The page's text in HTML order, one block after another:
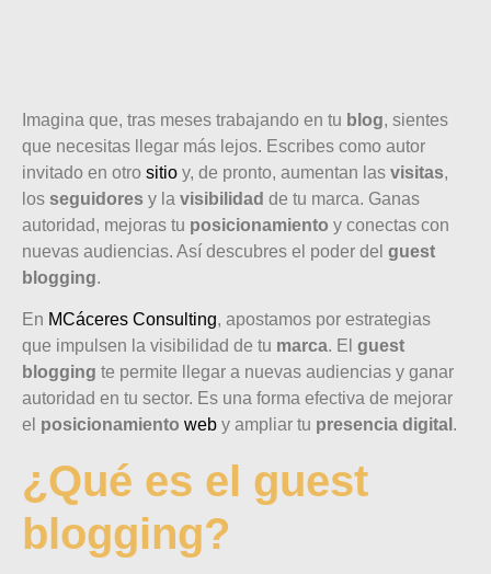
Imagina que, tras meses trabajando en tu blog, sientes
que necesitas llegar más lejos. Escribes como autor
invitado en otro sitio y, de pronto, aumentan las visitas,
los seguidores y la visibilidad de tu marca. Ganas
autoridad, mejoras tu posicionamiento y conectas con
nuevas audiencias. Así descubres el poder del guest
blogging.
En MCáceres Consulting, apostamos por estrategias
que impulsen la visibilidad de tu marca. El guest
blogging te permite llegar a nuevas audiencias y ganar
autoridad en tu sector. Es una forma efectiva de mejorar
el posicionamiento web y ampliar tu presencia digital .
¿Qué es el guest
blogging?